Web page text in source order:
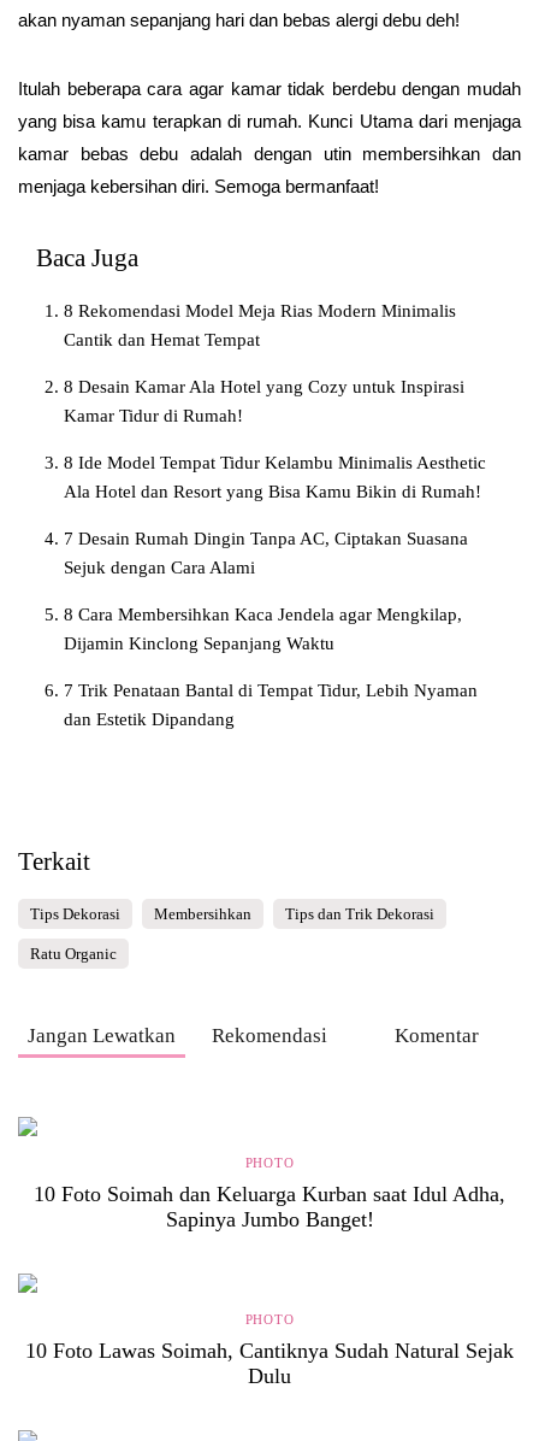
akan nyaman sepanjang hari dan bebas alergi debu deh!
Itulah beberapa cara agar kamar tidak berdebu dengan mudah
yang bisa kamu terapkan di rumah. Kunci Utama dari menjaga
kamar bebas debu adalah dengan utin membersihkan dan
menjaga kebersihan diri. Semoga bermanfaat!
Baca Juga
8 Rekomendasi Model Meja Rias Modern Minimalis
Cantik dan Hemat Tempat
8 Desain Kamar Ala Hotel yang Cozy untuk Inspirasi
Kamar Tidur di Rumah!
8 Ide Model Tempat Tidur Kelambu Minimalis Aesthetic
Ala Hotel dan Resort yang Bisa Kamu Bikin di Rumah!
7 Desain Rumah Dingin Tanpa AC, Ciptakan Suasana
Sejuk dengan Cara Alami
8 Cara Membersihkan Kaca Jendela agar Mengkilap,
Dijamin Kinclong Sepanjang Waktu
7 Trik Penataan Bantal di Tempat Tidur, Lebih Nyaman
dan Estetik Dipandang
Terkait
Tips Dekorasi Membersihkan Tips dan Trik Dekorasi
Ratu Organic
Jangan Lewatkan Rekomendasi Komentar
PHOTO
10 Foto Soimah dan Keluarga Kurban saat Idul Adha,
Sapinya Jumbo Banget!
PHOTO
10 Foto Lawas Soimah, Cantiknya Sudah Natural Sejak
Dulu